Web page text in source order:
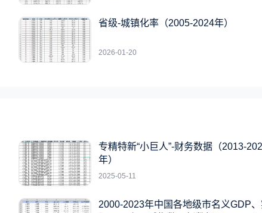
省级-城镇化率（2005-2024年）
2026-01-20
专精特新“小巨人”-财务数据（2013-
年）
2025-05-11
2000-2023年中国各地级市名义GDP、